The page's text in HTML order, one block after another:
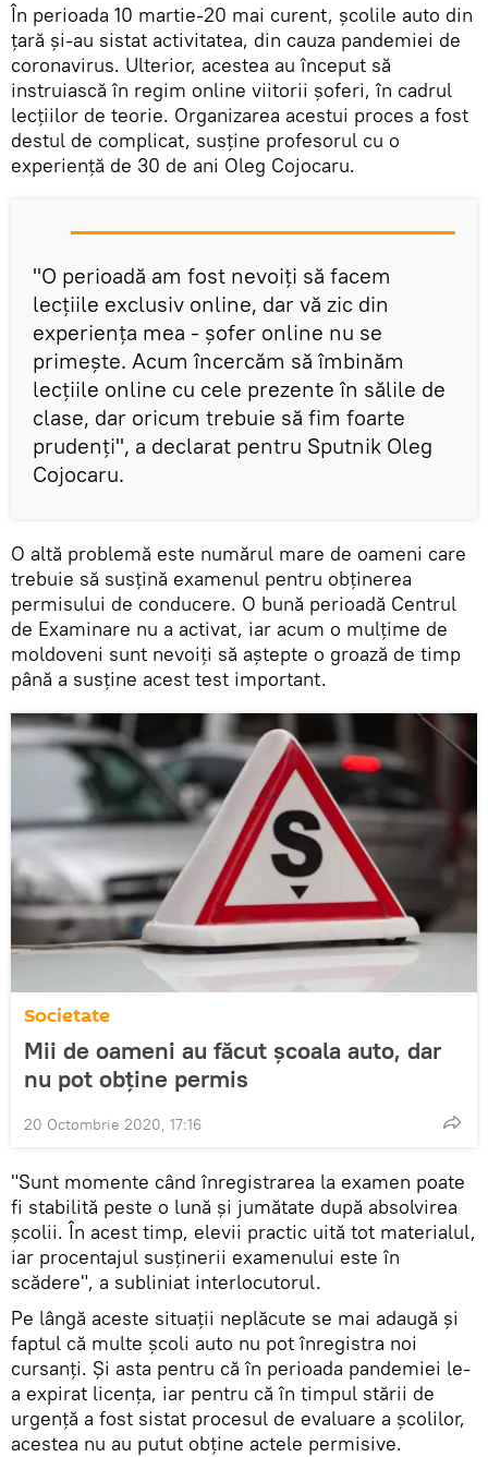
În perioada 10 martie-20 mai curent, școlile auto din
țară și-au sistat activitatea, din cauza pandemiei de
coronavirus. Ulterior, acestea au început să
instruiască în regim online viitorii șoferi, în cadrul
lecțiilor de teorie. Organizarea acestui proces a fost
destul de complicat, susține profesorul cu o
experiență de 30 de ani Oleg Cojocaru.
"O perioadă am fost nevoiți să facem
lecțiile exclusiv online, dar vă zic din
experiența mea - șofer online nu se
primește. Acum încercăm să îmbinăm
lecțiile online cu cele prezente în sălile de
clase, dar oricum trebuie să fim foarte
prudenți", a declarat pentru Sputnik Oleg
Cojocaru.
O altă problemă este numărul mare de oameni care
trebuie să susțină examenul pentru obținerea
permisului de conducere. O bună perioadă Centrul
de Examinare nu a activat, iar acum o mulțime de
moldoveni sunt nevoiți să aștepte o groază de timp
până a susține acest test important.
Societate
Mii de oameni au făcut școala auto, dar
nu pot obține permis
20 Octombrie 2020, 17:16
"Sunt momente când înregistrarea la examen poate
fi stabilită peste o lună și jumătate după absolvirea
școlii. În acest timp, elevii practic uită tot materialul,
iar procentajul susținerii examenului este în
scădere", a subliniat interlocutorul.
Pe lângă aceste situații neplăcute se mai adaugă și
faptul că multe școli auto nu pot înregistra noi
cursanți. Și asta pentru că în perioada pandemiei le-
a expirat licența, iar pentru că în timpul stării de
urgență a fost sistat procesul de evaluare a școlilor,
acestea nu au putut obține actele permisive.